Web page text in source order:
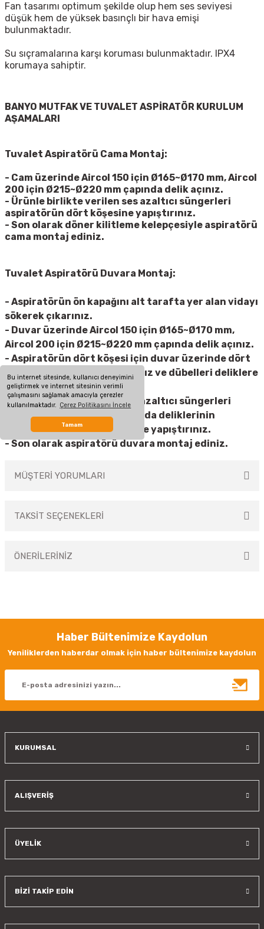
Bu internet sitesinde, kullanıcı deneyimini
geliştirmek ve internet sitesinin verimli
çalışmasını sağlamak amacıyla çerezler
kullanılmaktadır. Çerez Politikasını İncele
Tamam
Fan tasarımı optimum şekilde olup hem ses seviyesi
düşük hem de yüksek basınçlı bir hava emişi
bulunmaktadır.
Su sıçramalarına karşı koruması bulunmaktadır. IPX4
korumaya sahiptir.
BANYO MUTFAK VE TUVALET ASPİRATÖR KURULUM
AŞAMALARI
Tuvalet Aspiratörü Cama Montaj:
- Cam üzerinde Aircol 150 için Ø165~Ø170 mm, Aircol
200 için Ø215~Ø220 mm çapında delik açınız.
- Ürünle birlikte verilen ses azaltıcı süngerleri
aspiratörün dört köşesine yapıştırınız.
- Son olarak döner kilitleme kelepçesiyle aspiratörü
cama montaj ediniz.
Tuvalet Aspiratörü Duvara Montaj:
- Aspiratörün ön kapağını alt tarafta yer alan vidayı
sökerek çıkarınız.
- Duvar üzerinde Aircol 150 için Ø165~Ø170 mm,
Aircol 200 için Ø215~Ø220 mm çapında delik açınız.
- Aspiratörün dört köşesi için duvar üzerinde dört
adet Ø6 mm dübel deliği açınız ve dübelleri deliklere
yerleştiriniz.
- Ürünle birlikte verilen ses azaltıcı süngerleri
aspiratörün dört köşesine vida deliklerinin
üstlerine gelmeyecek şekilde yapıştırınız.
- Son olarak aspiratörü duvara montaj ediniz.
MÜŞTERİ YORUMLARI
TAKSİT SEÇENEKLERİ
ÖNERİLERİNİZ
Görüş ve önerileriniz için teşekkür ederiz.
Ürün resmi kalitesiz, bozuk veya görüntülenemiyor.
Ürün bilgilerinde hatalar bulunuyor.
Haber Bültenimize Kaydolun
Yeniliklerden haberdar olmak için haber bültenimize kaydolun
KURUMSAL
ALIŞVERİŞ
ÜYELİK
BİZİ TAKİP EDİN